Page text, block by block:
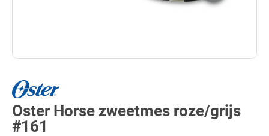
Oster Horse zweetmes roze/grijs
#161